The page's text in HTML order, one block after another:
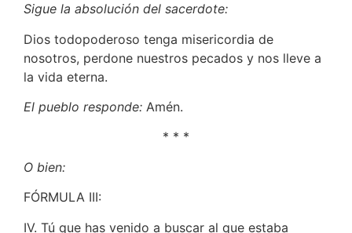
Sigue la absolución del sacerdote:
Dios todopoderoso tenga misericordia de
nosotros, perdone nuestros pecados y nos lleve a
la vida eterna.
El pueblo responde: Amén.
* * *
O bien:
FÓRMULA III:
IV. Tú que has venido a buscar al que estaba